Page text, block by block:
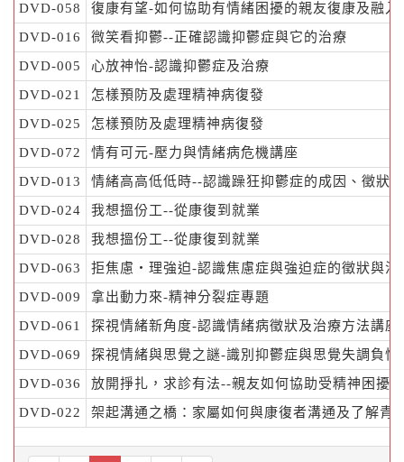
DVD-058
復康有望-如何協助有情緒困擾的親友復康及融入
DVD-016
微笑看抑鬱--正確認識抑鬱症與它的治療
DVD-005
心放神怡-認識抑鬱症及治療
DVD-021
怎樣預防及處理精神病復發
DVD-025
怎樣預防及處理精神病復發
DVD-072
情有可元-壓力與情緒病危機講座
DVD-013
情緒高高低低時--認識躁狂抑鬱症的成因、徵狀
DVD-024
我想搵份工--從康復到就業
DVD-028
我想搵份工--從康復到就業
DVD-063
拒焦慮‧理強迫-認識焦慮症與強迫症的徵狀與治
DVD-009
拿出動力來-精神分裂症專題
DVD-061
探視情緒新角度-認識情緒病徵狀及治療方法講座
DVD-069
探視情緒與思覺之謎-識別抑鬱症與思覺失調負
DVD-036
放開掙扎，求診有法--親友如何協助受精神困擾
DVD-022
架起溝通之橋：家屬如何與康復者溝通及了解青